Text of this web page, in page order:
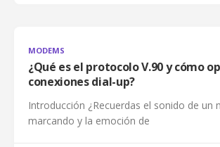
MODEMS
¿Qué es el protocolo V.90 y cómo
conexiones dial-up?
Introducción ¿Recuerdas el sonido de un
marcando y la emoción de